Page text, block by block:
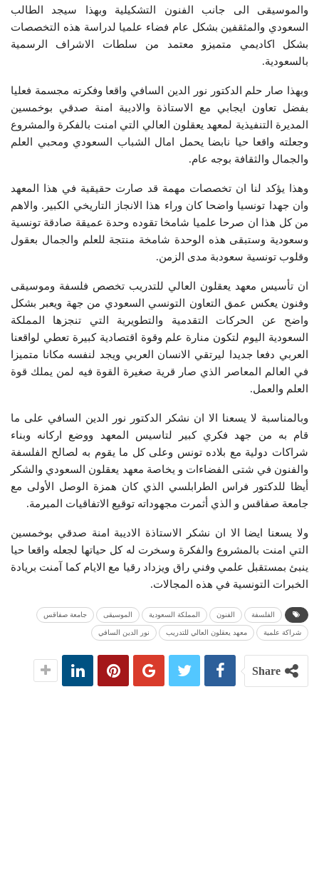
والموسيقى الى جانب الفنون التشكيلية وبهذا سيجد الطالب
السعودي والمثقفين بشكل عام فضاء علميا لدراسة هذه التخصصات
بشكل اكاديمي متميزو معتمد من سلطات الاشراف الرسمية
بالسعودية.
وبهذا صار حلم الدكتور نور الدين السافي واقعا وفكرته مجسمة فعليا
بفضل تعاون ايجابي مع الاستاذة والاديبة امنة صدقي بوخمسين
المديرة التنفيذية لمعهد يعقلون العالي التي امنت بالفكرة والمشروع
وجعلته واقعا حيا نابضا يحمل امال الشباب السعودي ومحبي العلم
والجمال والثقافة بوجه عام.
وهذا يؤكد لنا ان تخصصات مهمة قد صارت حقيقية في هذا المعهد
وان جهدا تونسيا واضحا كان وراء هذا الانجاز التاريخي الكبير. والاهم
من كل هذا ان صرحا علميا شامخا تقوده وحدة عميقة صادقة تونسية
وسعودية وستبقى هذه الوحدة شامخة منتجة للعلم والجمال بعقول
وقلوب تونسية سعودبة مدى الزمن.
ان تأسيس معهد يعقلون العالي للتدريب تخصص فلسفة وموسيقى
وفنون يعكس عمق التعاون التونسي السعودي من جهة ويعبر بشكل
واضح عن الحركات التقدمية والتطويرية التي تنجزها المملكة
السعودية اليوم لتكون منارة علم وقوة اقتصادية كبيرة تعطي لواقعنا
العربي دفعا جديدا ليرتقي الانسان العربي ويجد لنفسه مكانا متميزا
في العالم المعاصر الذي صار قرية صغيرة القوة فيه لمن يملك قوة
العلم والعمل.
وبالمناسبة لا يسعنا الا ان نشكر الدكتور نور الدين السافي على ما
قام به من جهد فكري كبير لتاسيس المعهد ووضع اركانه وبناء
شراكات دولية مع بلاده تونس وعلى كل ما يقوم به لصالح الفلسفة
والفنون في شتى الفضاءات و يخاصة معهد يعقلون السعودي والشكر
أيظا للدكتور فراس الطرابلسي الذي كان همزة الوصل الأولى مع
جامعة صفاقس و الذي أثمرت مجهوداته توقيع الاتفاقيات المبرمة.
ولا يسعنا ايضا الا ان نشكر الاستاذة الاديبة امنة صدقي بوخمسين
التي امنت بالمشروع والفكرة وسخرت له كل حياتها لجعله واقعا حيا
ينبئ بمستقبل علمي وفني راق ويزداد رقيا مع الايام كما آمنت بريادة
الخبرات التونسية في هذه المجالات.
الفلسفة الفنون المملكة السعودية الموسيقى جامعة صفاقس
شراكة علمية معهد يعقلون العالي للتدريب نور الدين السافي
Share